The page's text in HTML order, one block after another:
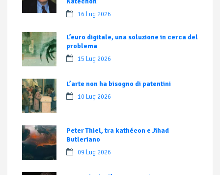
16 Lug 2026
L’euro digitale, una soluzione in cerca del
problema
15 Lug 2026
L’arte non ha bisogno di patentini
10 Lug 2026
Peter Thiel, tra kathécon e Jihad
Butleriano
09 Lug 2026